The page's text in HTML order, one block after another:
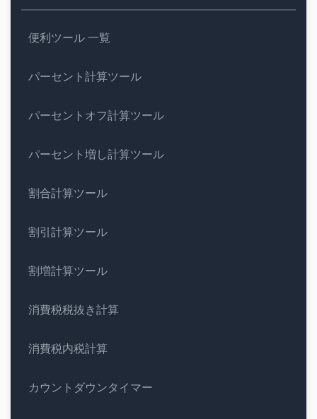
便利ツール 一覧
パーセント計算ツール
パーセントオフ計算ツール
パーセント増し計算ツール
割合計算ツール
割引計算ツール
割増計算ツール
消費税税抜き計算
消費税内税計算
カウントダウンタイマー